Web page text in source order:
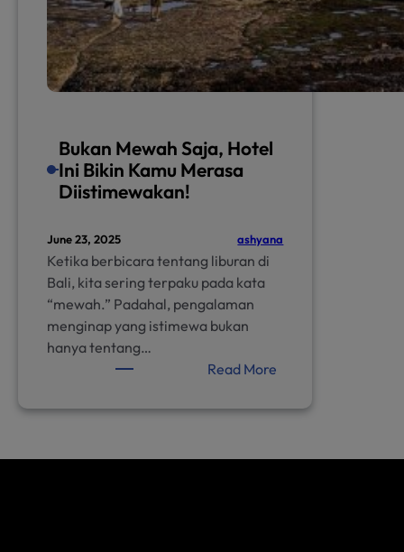
Bukan Mewah Saja, Hotel
Ini Bikin Kamu Merasa
Diistimewakan!
June 23, 2025 ashyana
Ketika berbicara tentang liburan di
Bali, kita sering terpaku pada kata
“mewah.” Padahal, pengalaman
menginap yang istimewa bukan
hanya tentang…
Read More
Mewah
Hotel